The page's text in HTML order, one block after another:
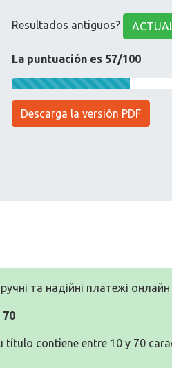
Resultados antiguos?
La puntuación es 57/100
Descarga la versión PDF
та надійні платежі
título contiene entre 10 y 70